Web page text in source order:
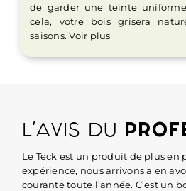
de garder une teinte
cela, votre bois grisera
saisons.Voir plus
L’AVIS DU
Le Teck est un produit de plus en
expérience, nous arrivons à en
courante toute l’année. C’est un